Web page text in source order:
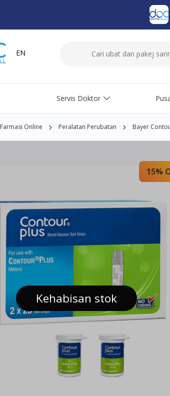
EN
Servis Doktor
Farmasi Online Peralatan Perubatan Bayer
Kehabisan stok
15%